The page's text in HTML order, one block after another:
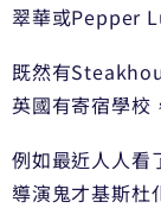
翠華或Pepper
既然有
英國有寄宿學校
例如最近人人看
導演鬼才基斯杜